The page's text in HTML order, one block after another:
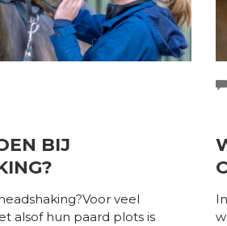
BIJ
veel
alsof hun paard plots is